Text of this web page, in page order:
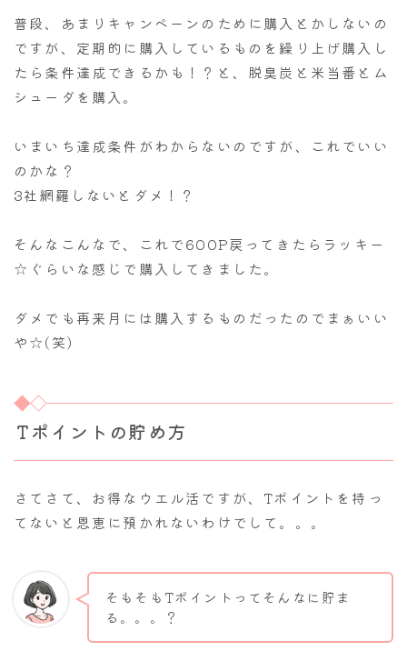
普段、あまりキャンペーンのために購入とかしないの
ですが、定期的に購入しているものを繰り上げ購入し
たら条件達成できるかも！？と、脱臭炭と米当番とム
シューダを購入。
いまいち達成条件がわからないのですが、これでいい
のかな？
3社網羅しないとダメ！？
そんなこんなで、これで600P戻ってきたらラッキー
☆ぐらいな感じで購入してきました。
ダメでも再来月には購入するものだったのでまぁいい
や☆(笑)
Tポイントの貯め方
さてさて、お得なウエル活ですが、Tポイントを持っ
てないと恩恵に預かれないわけでして。。。
そもそもTポイントってそんなに貯ま
る。。。？